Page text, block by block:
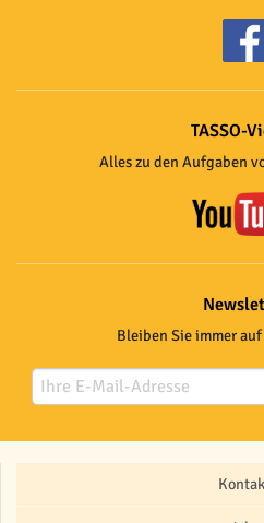
TASSO-
Alles zu den Aufgaben
Bleiben Sie immer